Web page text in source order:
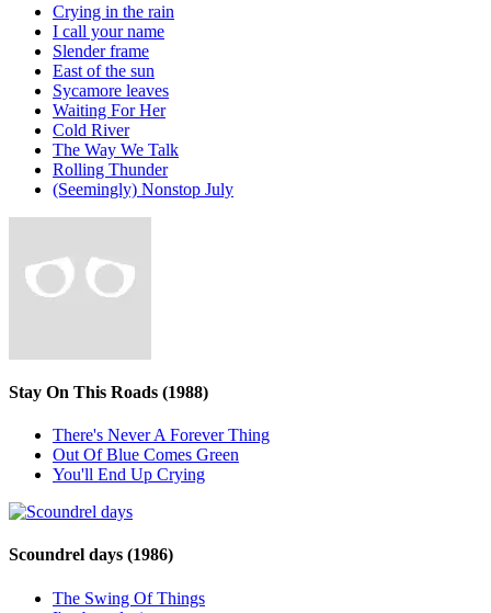
Crying in the rain
I call your name
Slender frame
East of the sun
Sycamore leaves
Waiting For Her
Cold River
The Way We Talk
Rolling Thunder
(Seemingly) Nonstop July
Stay On This Roads (1988)
There's Never A Forever Thing
Out Of Blue Comes Green
You'll End Up Crying
Scoundrel days (1986)
The Swing Of Things